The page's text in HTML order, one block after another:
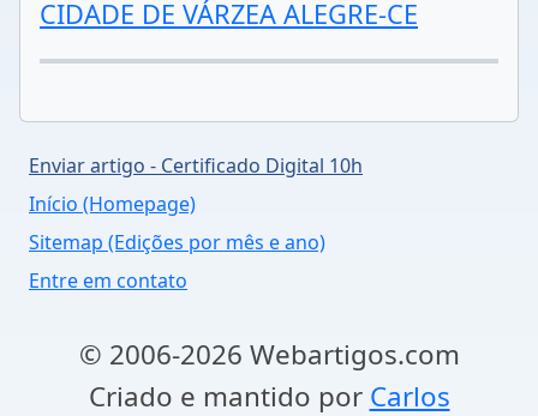
CIDADE DE VÁRZEA ALEGRE-CE
Enviar artigo - Certificado Digital 10h
Início (Homepage)
Sitemap (Edições por mês e ano)
Entre em contato
© 2006-2026 Webartigos.com
Criado e mantido por Carlos